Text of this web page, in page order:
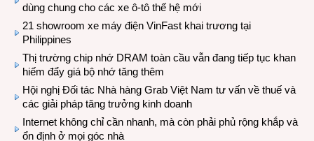
dùng chung cho các xe ô-tô thế hệ mới
21 showroom xe máy điện VinFast khai trương tại
Philippines
Thị trường chip nhớ DRAM toàn cầu vẫn đang tiếp tục khan
hiếm đẩy giá bộ nhớ tăng thêm
Hội nghị Đối tác Nhà hàng Grab Việt Nam tư vấn về thuế và
các giải pháp tăng trưởng kinh doanh
Internet không chỉ cần nhanh, mà còn phải phủ rộng khắp và
ổn định ở mọi góc nhà